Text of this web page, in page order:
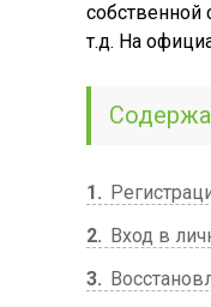
собственной
т.д. На
1
2
Вход в
3